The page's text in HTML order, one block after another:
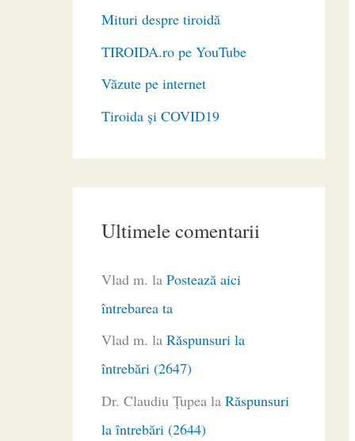
Mituri despre tiroidă
TIROIDA.ro pe YouTube
Văzute pe internet
Tiroida și COVID19
Ultimele comentarii
Vlad m. la Postează aici
întrebarea ta
Vlad m. la Răspunsuri la
întrebări (2647)
Dr. Claudiu Ţupea la Răspunsuri
la întrebări (2644)